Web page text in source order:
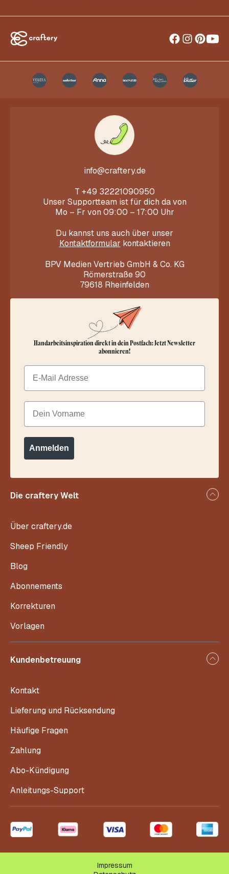
info@craftery.de
T +49 32221090950
Unser Supportteam ist für dich da von
Mo – Fr von 09:00 – 17:00 Uhr
Du kannst uns auch über unser
Kontaktformular kontaktieren
BPV Medien Vertrieb GmbH & Co. KG
Römerstraße 90
79618 Rheinfelden
Die craftery Welt
Über craftery.de
Sheep Friendly
Blog
Abonnements
Korrekturen
Vorlagen
Kundenbetreuung
Kontakt
Lieferung und Rücksendung
Häufige Fragen
Zahlung
Abo-Kündigung
Anleitungs-Support
Handarbeitsinspiration direkt in dein Postfach: Jetzt Newsletter
abonnieren!
Email
Dein Vorname
Anmelden
Impressum